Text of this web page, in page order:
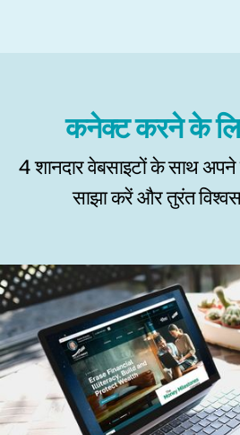
कनेक्ट करने के
4 शानदार वेबसाइटों के साथ अपने
साझा करें और तुरंत